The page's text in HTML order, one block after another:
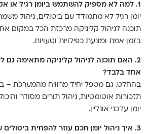
1. למה לא מספיק להשתמש ביומן רגיל או אקסל לניהול קליניקה?
יומן רגיל לא מתמודד עם ביטולים, ניהול
תוכנה לניהול קליניקה מרכזת הכל במקום
בזמן אמת ומונעת כפילויות וטעויות.
2. האם תוכנה לניהול קליניקה מתאימה
אחד בלבד?
בהחלט. גם מטפל יחיד מרוויח מהמערכת –
תזכורות אוטומטיות, ניהול תורים מסודר
יומן עדכני אונליין.
3. איך ניהול יומן חכם עוזר להפחית ביטולים של מטופלים?